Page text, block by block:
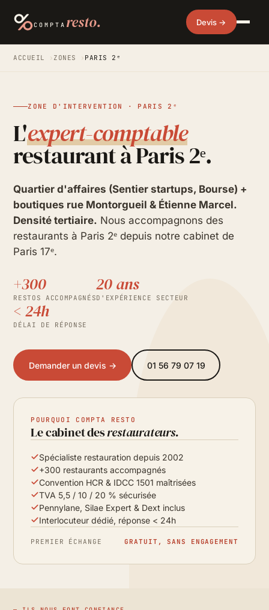
COMPTA resto. Devis →
ACCUEIL › ZONES › PARIS 2ᵉ
ZONE D'INTERVENTION · PARIS 2ᵉ
L'expert-comptable
restaurant à Paris 2ᵉ.
Quartier d'affaires (Sentier startups, Bourse) +
boutiques rue Montorgueil & Étienne Marcel.
Densité tertiaire. Nous accompagnons des
restaurants à Paris 2ᵉ depuis notre cabinet de
Paris 17ᵉ.
+300
RESTOS ACCOMPAGNÉS
20 ans
D'EXPÉRIENCE SECTEUR
< 24h
DÉLAI DE RÉPONSE
Demander un devis → 01 56 79 07 19
POURQUOI COMPTA RESTO
Le cabinet desrestaurateurs.
Spécialiste restauration depuis 2002
+300 restaurants accompagnés
Convention HCR & IDCC 1501 maîtrisées
TVA 5,5 / 10 / 20 % sécurisée
Pennylane, Silae Expert & Dext inclus
Interlocuteur dédié, réponse < 24h
PREMIER ÉCHANGE GRATUIT, SANS ENGAGEMENT